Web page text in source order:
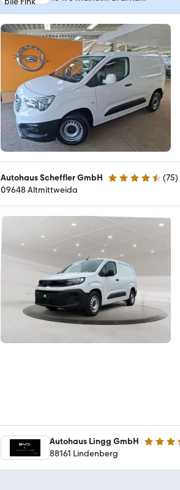
Autohaus Scheffler GmbH 4.3 Sterne (75)
09648 Altmittweida
Autohaus Lingg GmbH 5 Sterne
88161 Lindenberg